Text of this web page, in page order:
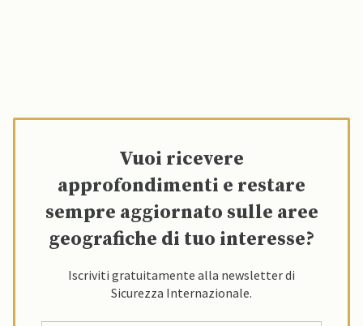
Vuoi ricevere
approfondimenti e restare
sempre aggiornato sulle aree
geografiche di tuo interesse?
Iscriviti gratuitamente alla newsletter di
Sicurezza Internazionale.